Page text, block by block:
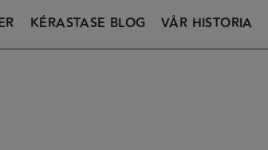
KÉRASTASE BLOG VÅR HISTORIA